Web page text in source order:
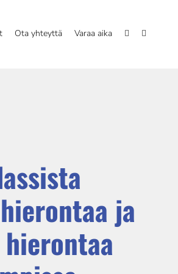
Ota yhteyttä Varaa aika
ja